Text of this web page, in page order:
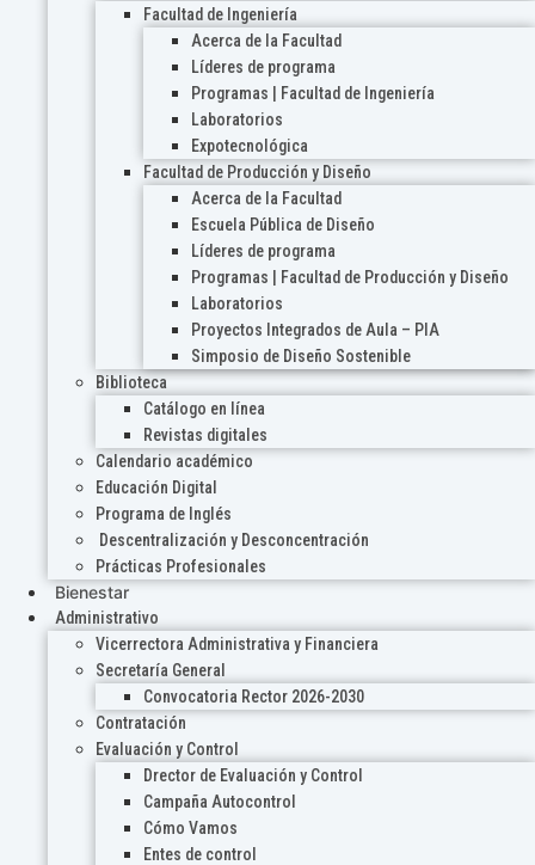
Facultad de Ingeniería
Acerca de la Facultad
Líderes de programa
Programas | Facultad de Ingeniería
Laboratorios
Expotecnológica
Facultad de Producción y Diseño
Acerca de la Facultad
Escuela Pública de Diseño
Líderes de programa
Programas | Facultad de Producción y Diseño
Laboratorios
Proyectos Integrados de Aula – PIA
Simposio de Diseño Sostenible
Biblioteca
Catálogo en línea
Revistas digitales
Calendario académico
Educación Digital
Programa de Inglés
Descentralización y Desconcentración
Prácticas Profesionales
Bienestar
Administrativo
Vicerrectora Administrativa y Financiera
Secretaría General
Convocatoria Rector 2026-2030
Contratación
Evaluación y Control
Drector de Evaluación y Control
Campaña Autocontrol
Cómo Vamos
Entes de control